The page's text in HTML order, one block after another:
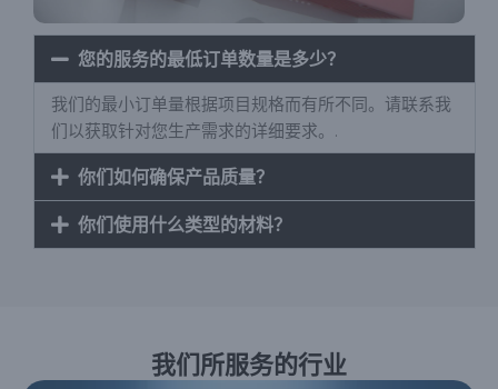
您的服务的最低订单数量是多少？
我们的最小订单量根据项目规格而有所不同。请联系我
们以获取针对您生产需求的详细要求。.
你们如何确保产品质量？
你们使用什么类型的材料？
我们所服务的行业